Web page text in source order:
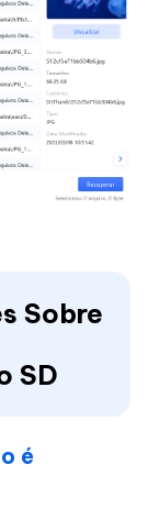
Sobre
SD
é